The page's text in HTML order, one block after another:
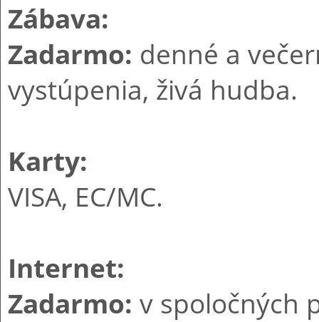
Zábava:
Zadarmo: denné a
vystúpenia, živá hudba.
Karty:
VISA, EC/MC.
Internet:
Zadarmo: v spoločných